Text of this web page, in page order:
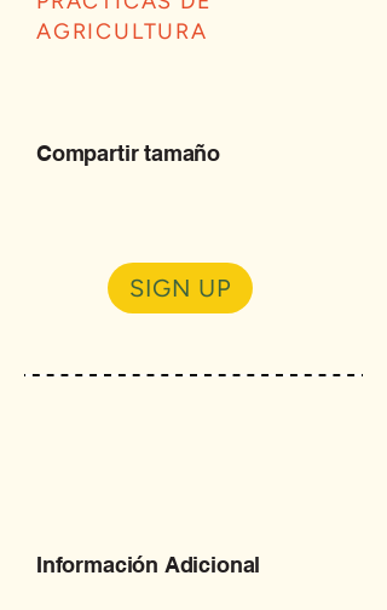
AGRICULTURA
Compartir tamaño
SIGN UP
Información Adicional